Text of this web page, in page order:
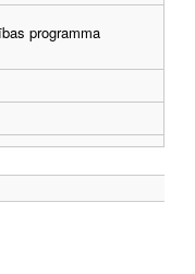
programma